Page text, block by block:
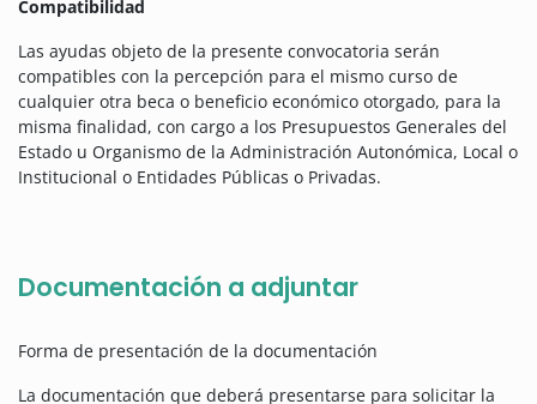
Compatibilidad
Las ayudas objeto de la presente convocatoria serán
compatibles con la percepción para el mismo curso de
cualquier otra beca o beneficio económico otorgado, para la
misma finalidad, con cargo a los Presupuestos Generales del
Estado u Organismo de la Administración Autonómica, Local o
Institucional o Entidades Públicas o Privadas.
Documentación a adjuntar
Forma de presentación de la documentación
La documentación que deberá presentarse para solicitar la